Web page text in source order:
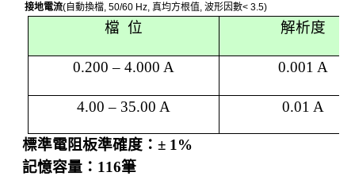
接地電流(自動換檔, 50/60 Hz, 真均方根值, 波形因數< 3.5)
檔 位 解析度
0.200 – 4.000 A 0.001 A
4.00 – 35.00 A 0.01 A
標準電阻板準確度： ± 1%
記憶容量： 116筆